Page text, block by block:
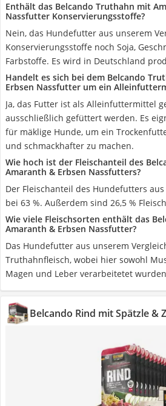
Enthält das Belcando Truthahn mit
Nassfutter Konservierungsstoffe?
Nein, das Hundefutter aus unserem
Konservierungsstoffe noch Soja,
Farbstoffe. Es wird in Deutschland
Handelt es sich bei dem Belcando
Erbsen Nassfutter um ein
Ja, das Futter ist als Alleinfuttermittel
ausschließlich gefüttert werden. Es
für mäklige Hunde, um ein
und schmackhafter zu machen.
Wie hoch ist der Fleischanteil des
Amaranth & Erbsen Nassfutters?
Der Fleischanteil des Hundefutters
bei 63 %. Außerdem sind 26,5 %
Wie viele Fleischsorten enthält das
Amaranth & Erbsen Nassfutter?
Das Hundefutter aus unserem
Truthahnfleisch, wobei hier sowohl
Magen und Leber verarbeitetet
Belcando Rind mit Spätzle &